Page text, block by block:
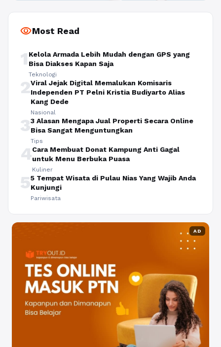
visibilityMost Read
1 Kelola Armada Lebih Mudah dengan GPS yang
Bisa Diakses Kapan Saja
Teknologi
2Viral Jejak Digital Memalukan Komisaris
Independen PT Pelni Kristia Budiyarto Alias
Kang Dede
Nasional
33 Alasan Mengapa Jual Properti Secara Online
Bisa Sangat Menguntungkan
Tips
4Cara Membuat Donat Kampung Anti Gagal
untuk Menu Berbuka Puasa
Kuliner
55 Tempat Wisata di Pulau Nias Yang Wajib Anda
Kunjungi
Pariwisata
AD